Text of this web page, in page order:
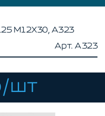
М12Х30, A323
Арт. A323
шт